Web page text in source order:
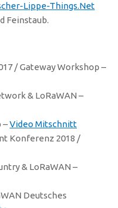
Lippe-Things.Net
Feinstaub.
/ Gateway Workshop –
& LoRaWAN –
–Video Mitschnitt
Konferenz 2018 /
& LoRaWAN –
Deutsches